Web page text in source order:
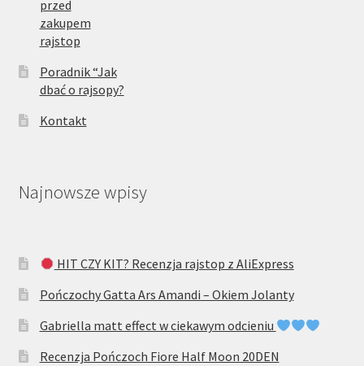
przed
zakupem
rajstop
Poradnik “Jak
dbać o rajsopy?
Kontakt
Najnowsze wpisy
HIT CZY KIT? Recenzja rajstop z AliExpress
Pończochy Gatta Ars Amandi – Okiem Jolanty
Gabriella matt effect w ciekawym odcieniu
Recenzja Pończoch Fiore Half Moon 20DEN